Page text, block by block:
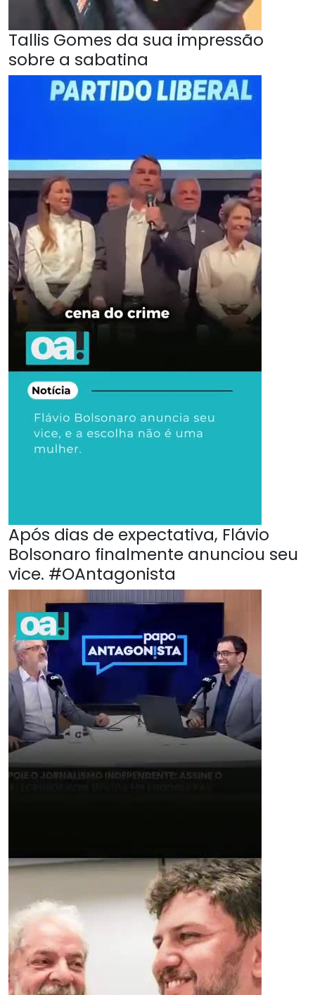
Tallis Gomes da sua impressão
sobre a sabatina
Após dias de expectativa, Flávio
Bolsonaro finalmente anunciou seu
vice. #OAntagonista